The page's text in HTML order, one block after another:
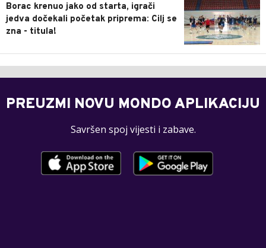
Borac krenuo jako od starta, igrači
jedva dočekali početak priprema: Cilj se
zna - titula!
PREUZMI NOVU MONDO APLIKACIJU
Savršen spoj vijesti i zabave.